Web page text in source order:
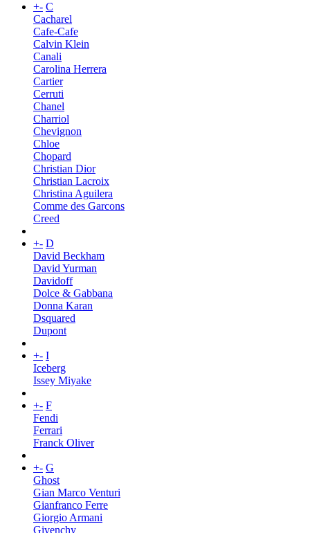
+- C
Cacharel
Cafe-Cafe
Calvin Klein
Canali
Carolina Herrera
Cartier
Cerruti
Chanel
Charriol
Chevignon
Chloe
Chopard
Christian Dior
Christian Lacroix
Christina Aguilera
Comme des Garcons
Creed
+- D
David Beckham
David Yurman
Davidoff
Dolce & Gabbana
Donna Karan
Dsquared
Dupont
+- I
Iceberg
Issey Miyake
+- F
Fendi
Ferrari
Franck Oliver
+- G
Ghost
Gian Marco Venturi
Gianfranco Ferre
Giorgio Armani
Givenchy